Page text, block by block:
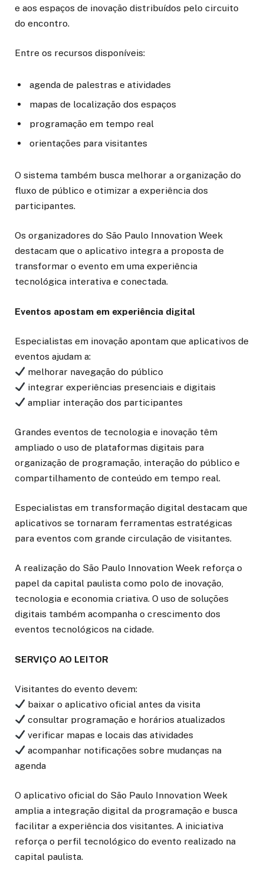
e aos espaços de inovação distribuídos pelo circuito
do encontro.
Entre os recursos disponíveis:
agenda de palestras e atividades
mapas de localização dos espaços
programação em tempo real
orientações para visitantes
O sistema também busca melhorar a organização do
fluxo de público e otimizar a experiência dos
participantes.
Os organizadores do São Paulo Innovation Week
destacam que o aplicativo integra a proposta de
transformar o evento em uma experiência
tecnológica interativa e conectada.
Eventos apostam em experiência digital
Especialistas em inovação apontam que aplicativos de
eventos ajudam a:
melhorar navegação do público
integrar experiências presenciais e digitais
ampliar interação dos participantes
Grandes eventos de tecnologia e inovação têm
ampliado o uso de plataformas digitais para
organização de programação, interação do público e
compartilhamento de conteúdo em tempo real.
Especialistas em transformação digital destacam que
aplicativos se tornaram ferramentas estratégicas
para eventos com grande circulação de visitantes.
A realização do São Paulo Innovation Week reforça o
papel da capital paulista como polo de inovação,
tecnologia e economia criativa. O uso de soluções
digitais também acompanha o crescimento dos
eventos tecnológicos na cidade.
SERVIÇO AO LEITOR
Visitantes do evento devem:
baixar o aplicativo oficial antes da visita
consultar programação e horários atualizados
verificar mapas e locais das atividades
acompanhar notificações sobre mudanças na
agenda
O aplicativo oficial do São Paulo Innovation Week
amplia a integração digital da programação e busca
facilitar a experiência dos visitantes. A iniciativa
reforça o perfil tecnológico do evento realizado na
capital paulista.